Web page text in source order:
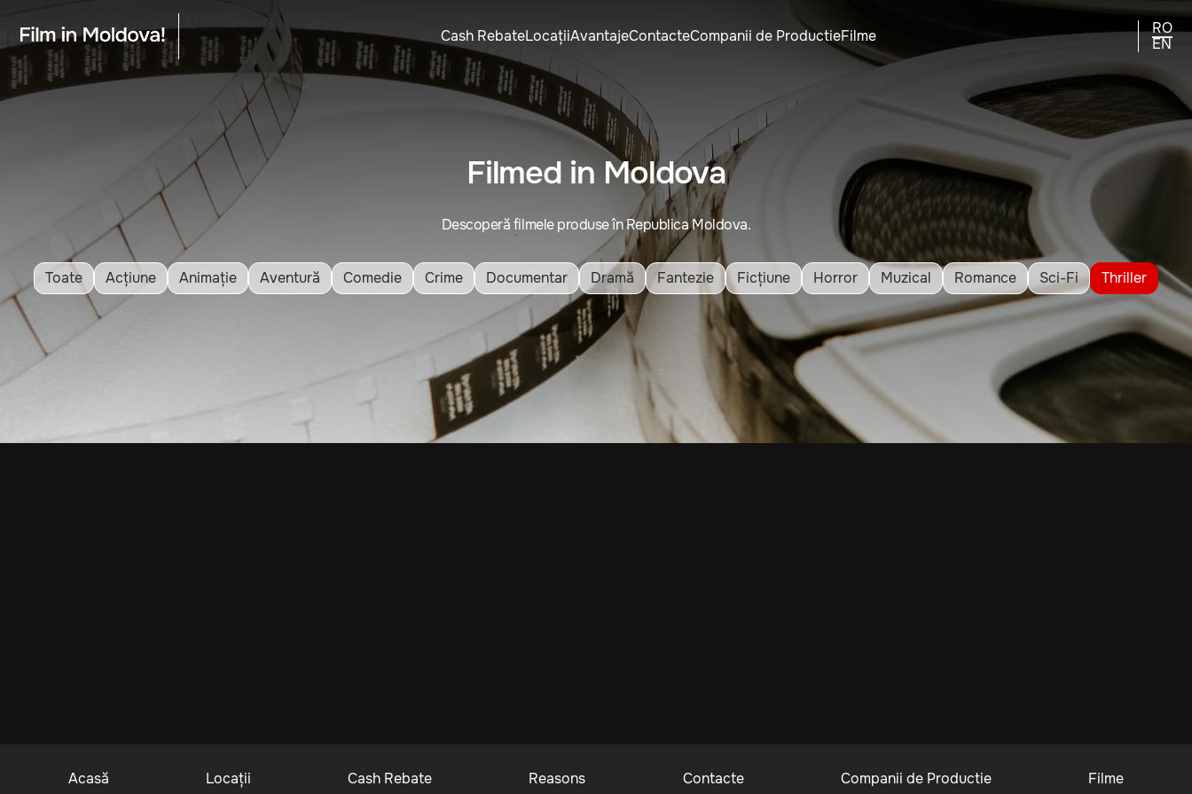
Cash RebateLocațiiAvantajeContacteCompanii de ProductieFilme
RO
EN
Filmed in Moldova
Descoperă filmele produse în Republica Moldova.
Toate Acțiune Animație Aventură Comedie Crime Documentar Dramă Fantezie Ficțiune Horror Muzical Romance Sci-Fi Thriller
Acasă Locații Cash Rebate Reasons Contacte Companii de Productie Filme